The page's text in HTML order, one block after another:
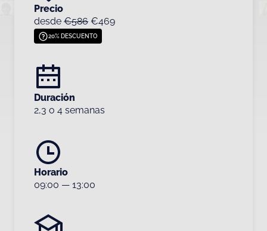
Precio
desde€586€469
20% DESCUENTO
Duración
2,3 o 4 semanas
Horario
09:00 —13:00